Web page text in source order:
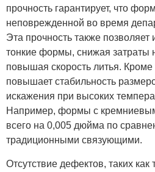
прочность гарантирует, что
неповрежденной во время
Эта прочность также позволяет
тонкие формы, снижая затраты
повышая скорость литья. Кроме
повышает стабильность
искажения при высоких
Например, формы с
всего на 0,005 дюйма по
традиционными связующими.
Отсутствие дефектов, таких